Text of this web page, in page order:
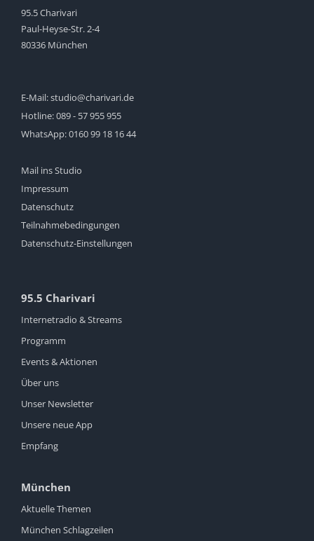
95.5 Charivari
Paul-Heyse-Str. 2-4
80336 München
E-Mail:studio@charivari.de
Hotline:089 - 57 955 955
WhatsApp:0160 99 18 16 44
Mail ins Studio
Impressum
Datenschutz
Teilnahmebedingungen
Datenschutz-Einstellungen
95.5 Charivari
Internetradio & Streams
Programm
Events & Aktionen
Über uns
Unser Newsletter
Unsere neue App
Empfang
München
Aktuelle Themen
München Schlagzeilen